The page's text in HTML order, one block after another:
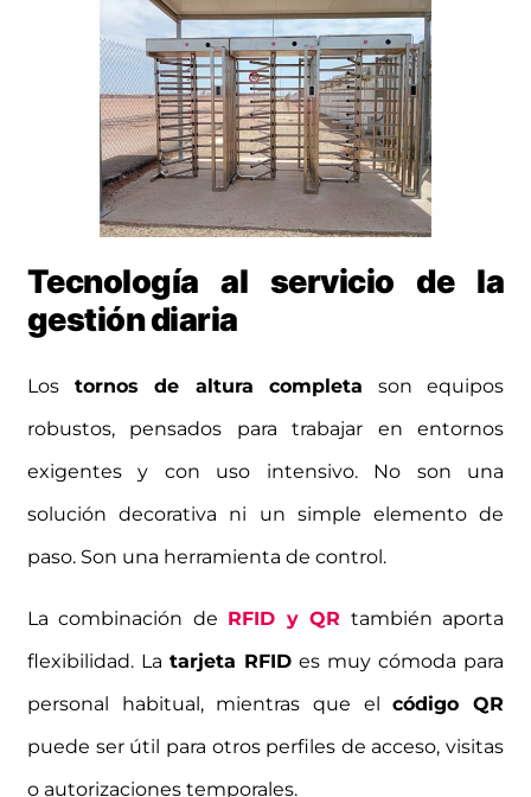
Tecnología al servicio de la
gestión diaria
Los tornos de altura completa son equipos
robustos, pensados para trabajar en entornos
exigentes y con uso intensivo. No son una
solución decorativa ni un simple elemento de
paso. Son una herramienta de control.
La combinación de RFID y QR también aporta
flexibilidad. La tarjeta RFID es muy cómoda para
personal habitual, mientras que elcódigo QR
puede ser útil para otros perfiles de acceso, visitas
o autorizaciones temporales.